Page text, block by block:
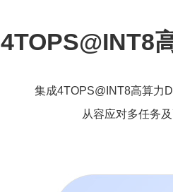
4TOPS@INT8
集成4TOPS@INT8高算力
从容应对多任务